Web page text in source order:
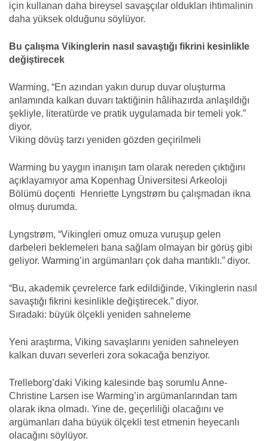
için kullanan daha bireysel savaşçılar oldukları ihtimalinin
daha yüksek olduğunu söylüyor.
Bu çalışma Vikinglerin nasıl savaştığı fikrini kesinlikle
değiştirecek
Warming, “En azından yakın durup duvar oluşturma
anlamında kalkan duvarı taktiğinin hâlihazırda anlaşıldığı
şekliyle, literatürde ve pratik uygulamada bir temeli yok.”
diyor.
Viking dövüş tarzı yeniden gözden geçirilmeli
Warming bu yaygın inanışın tam olarak nereden çıktığını
açıklayamıyor ama Kopenhag Üniversitesi Arkeoloji
Bölümü doçenti Henriette Lyngstrøm bu çalışmadan ikna
olmuş durumda.
Lyngstrøm, “Vikingleri omuz omuza vuruşup gelen
darbeleri beklemeleri bana sağlam olmayan bir görüş gibi
geliyor. Warming’in argümanları çok daha mantıklı.” diyor.
“Bu, akademik çevrelerce fark edildiğinde, Vikinglerin nasıl
savaştığı fikrini kesinlikle değiştirecek.” diyor.
Sıradaki: büyük ölçekli yeniden sahneleme
Yeni araştırma, Viking savaşlarını yeniden sahneleyen
kalkan duvarı severleri zora sokacağa benziyor.
Trelleborg’daki Viking kalesinde baş sorumlu Anne-
Christine Larsen ise Warming’in argümanlarından tam
olarak ikna olmadı. Yine de, geçerliliği olacağını ve
argümanları daha büyük ölçekli test etmenin heyecanlı
olacağını söylüyor.